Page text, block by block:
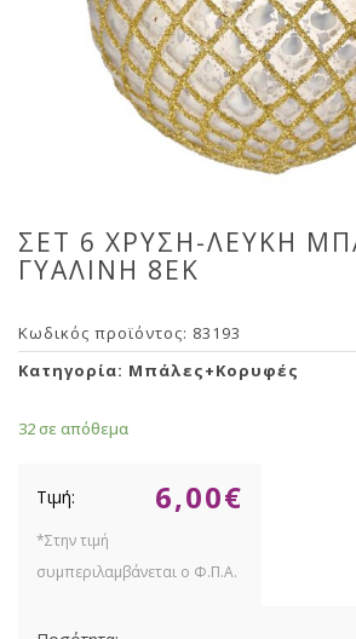
ΣΕΤ 6 ΧΡΥΣΗ-ΛΕΥΚΗ
ΓΥΑΛΙΝΗ 8ΕΚ
Κωδικός προϊόντος: 83193
Κατηγορία: Μπάλες+Κορυφές
32 σε απόθεμα
6,00€